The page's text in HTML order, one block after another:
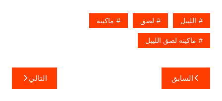
الليبل لصق ماكينه
ماكينه لصق الليبل
تصفّح
المقالات
السابق التالي